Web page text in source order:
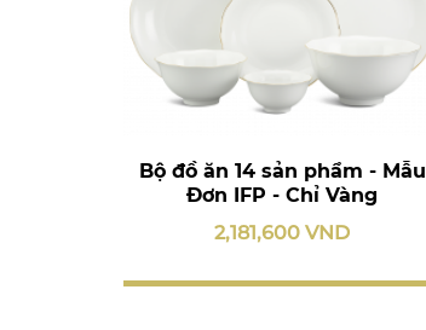
Bộ đồ ăn 14 sản phẩm - Mẫu
Đơn IFP - Chỉ Vàng
2,181,600 VND